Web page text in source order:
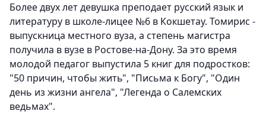
Более двух лет девушка преподает русский язык и
литературу в школе-лицее №6 в Кокшетау. Томирис -
выпускница местного вуза, а степень магистра
получила в вузе в Ростове-на-Дону. За это время
молодой педагог выпустила 5 книг для подростков:
"50 причин, чтобы жить", "Письма к Богу", "Один
день из жизни ангела", "Легенда о Салемских
ведьмах".